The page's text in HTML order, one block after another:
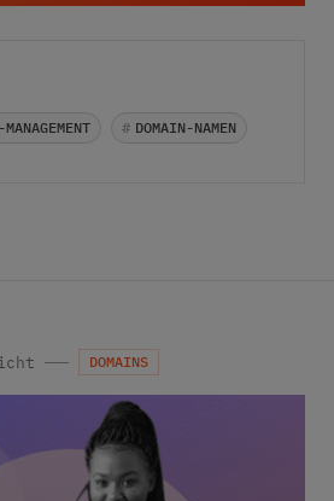
# DOMAIN-NAMEN
DOMAINS